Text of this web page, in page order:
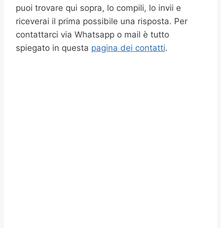
puoi trovare qui sopra, lo compili, lo invii e
riceverai il prima possibile una risposta. Per
contattarci via Whatsapp o mail è tutto
spiegato in questa pagina dei contatti.